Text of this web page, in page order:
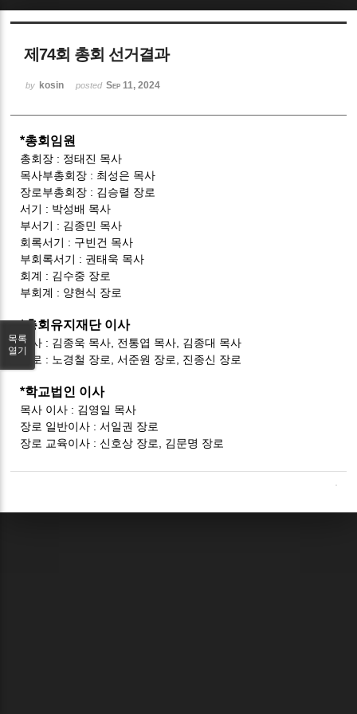
제74회 총회 선거결과
by kosin posted Sep 11, 2024
*총회임원
총회장 : 정태진 목사
목사부총회장 : 최성은 목사
장로부총회장 : 김승렬 장로
서기 : 박성배 목사
부서기 : 김종민 목사
회록서기 : 구빈건 목사
부회록서기 : 권태욱 목사
회계 : 김수중 장로
부회계 : 양현식 장로
*총회유지재단 이사
목사 : 김종욱 목사, 전통엽 목사, 김종대 목사
장로 : 노경철 장로, 서준원 장로, 진종신 장로
*학교법인 이사
목사 이사 : 김영일 목사
장로 일반이사 : 서일권 장로
장로 교육이사 : 신호상 장로, 김문명 장로
목록
열기
Sketchbook5, 스케치북5
Sketchbook5, 스케치북5